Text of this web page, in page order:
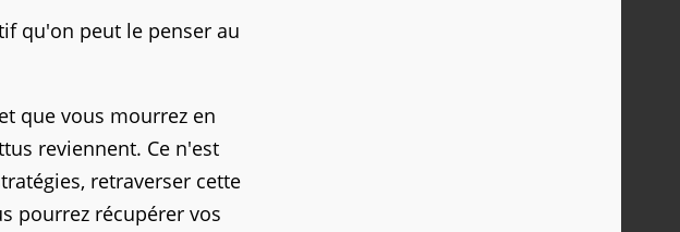
qu'on peut le penser au
que vous mourrez en
reviennent. Ce n'est
retraverser cette
pourrez récupérer vos